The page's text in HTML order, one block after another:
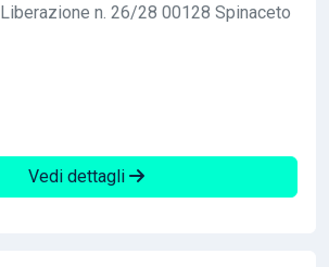
Liberazione n. 26/28 00128 Spinaceto
Vedi dettagli